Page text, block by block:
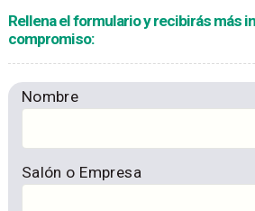
Rellena el formulario y recibirás más
compromiso:
Nombre
Salón o Empresa